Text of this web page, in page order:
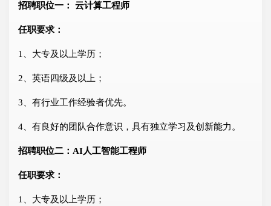
招聘职位一： 云计算工程师
任职要求：
1、大专及以上学历；
2、英语四级及以上；
3、有行业工作经验者优先。
4、有良好的团队合作意识，具有独立学习及创新能力。
招聘职位二：AI人工智能工程师
任职要求：
1、大专及以上学历；